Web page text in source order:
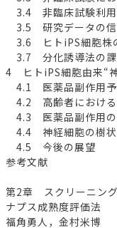
3.4 非臨床試験利用
3.5 研究データの信
3.6 ヒトiPS細胞株
3.7 分化誘導法の課
4 ヒトiPS細胞由来“
4.1 医薬品副作用予
4.2 高齢者における
4.3 医薬品副作用の
4.4 神経細胞の樹状
4.5 今後の展望
参考文献
第2章 スクリーニン
ナプス成熟度評価法
福角勇人，金村米博